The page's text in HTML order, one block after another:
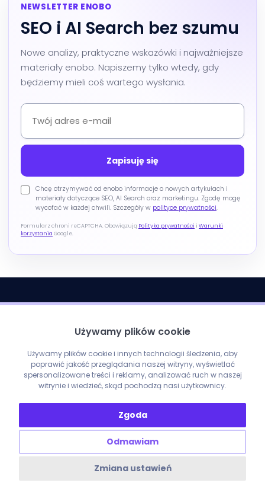
Używamy plików cookie
Używamy plików cookie i innych technologii śledzenia, aby
poprawić jakość przeglądania naszej witryny, wyświetlać
spersonalizowane treści i reklamy, analizować ruch w naszej
witrynie i wiedzieć, skąd pochodzą nasi użytkownicy.
Zgoda
Odmawiam
Zmiana ustawień
NEWSLETTER ENOBO
SEO i AI Search bez szumu
Nowe analizy, praktyczne wskazówki i najważniejsze
materiały enobo. Napiszemy tylko wtedy, gdy
będziemy mieli coś wartego wysłania.
Chcę otrzymywać od enobo informacje o nowych artykułach i
materiały dotyczące SEO, AI Search oraz marketingu. Zgodę mogę
wycofać w każdej chwili. Szczegóły w polityce prywatności.
Formularz chroni reCAPTCHA. Obowiązują Polityka prywatności i Warunki
korzystania Google.